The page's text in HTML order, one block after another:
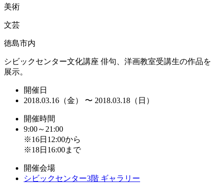
美術
文芸
徳島市内
シビックセンター文化講座 俳句、洋画教室受講生の作品を
展示。
開催日
2018.03.16（金） 〜 2018.03.18（日）
開催時間
9:00～21:00
※16日12:00から
※18日16:00まで
開催会場
シビックセンター3階 ギャラリー